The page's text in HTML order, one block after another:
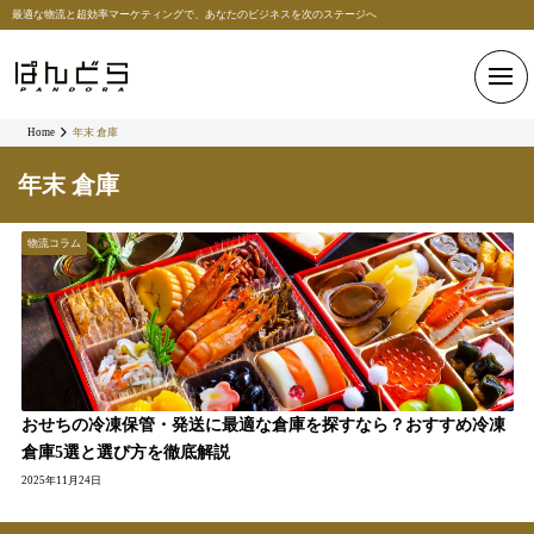
最適な物流と超効率マーケティングで、あなたのビジネスを次のステージへ
Home 年末 倉庫
年末 倉庫
おせちの冷凍保管・発送に最適な倉庫を探すなら？おすすめ冷凍
倉庫5選と選び方を徹底解説
2025年11月24日
物流コラム